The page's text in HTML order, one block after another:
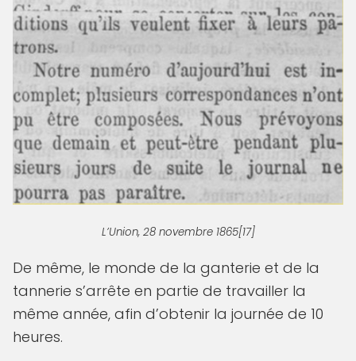
L’Union, 28 novembre 1865[17]
De même, le monde de la ganterie et de la
tannerie s’arrête en partie de travailler la
même année, afin d’obtenir la journée de 10
heures.